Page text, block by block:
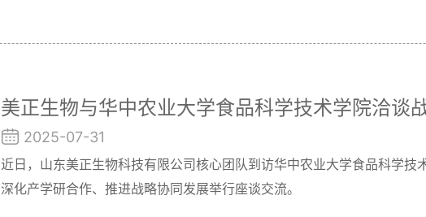
美正生物与华中农业大学食品科学技术学院洽谈
2025-07-31
近日，山东美正生物科技有限公司核心团队到访华中农业大学食品科学技
深化产学研合作、推进战略协同发展举行座谈交流。